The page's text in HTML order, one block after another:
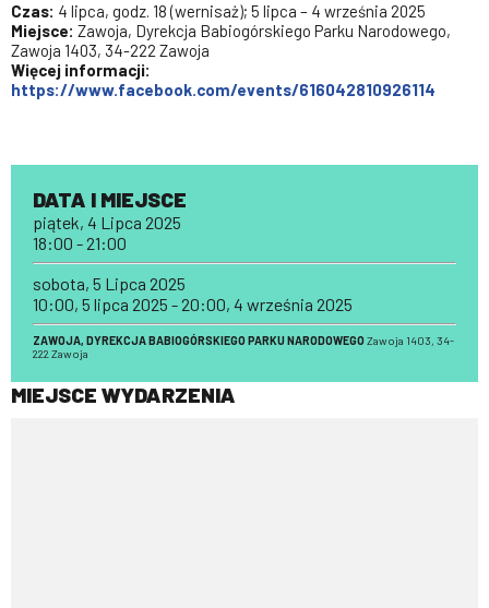
Czas: 4 lipca, godz. 18 (wernisaż); 5 lipca – 4 września 2025
Miejsce: Zawoja, Dyrekcja Babiogórskiego Parku Narodowego,
Zawoja 1403, 34-222 Zawoja
Więcej informacji:
https://www.facebook.com/events/616042810926114
DATA I MIEJSCE
piątek, 4 Lipca 2025
18:00 - 21:00
sobota, 5 Lipca 2025
10:00, 5 lipca 2025 - 20:00, 4 września 2025
ZAWOJA, DYREKCJA BABIOGÓRSKIEGO PARKU NARODOWEGOZawoja 1403, 34-
222 Zawoja
MIEJSCE WYDARZENIA